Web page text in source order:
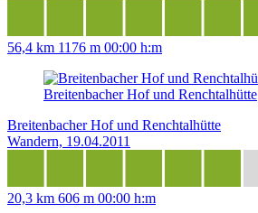
56,4 km 1176 m 00:00 h:m
Breitenbacher Hof und Renchtalhütte
Breitenbacher Hof und Renchtalhütte
Wandern, 19.04.2011
20,3 km 606 m 00:00 h:m